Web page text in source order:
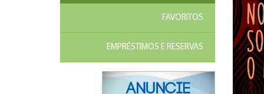
FAVORITOS
EMPRÉSTIMOS E RESERVAS